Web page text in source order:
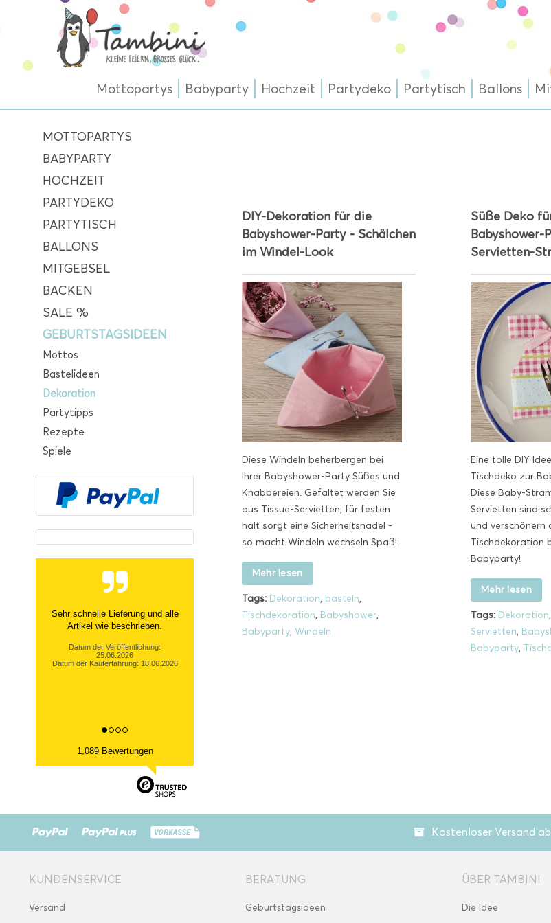
Mottopartys Babyparty Hochzeit Partydeko Partytisch Ballons
MOTTOPARTYS
BABYPARTY
HOCHZEIT
PARTYDEKO
PARTYTISCH
BALLONS
MITGEBSEL
BACKEN
SALE %
GEBURTSTAGSIDEEN
Mottos
Bastelideen
Dekoration
Partytipps
Rezepte
Spiele
Sehr schnelle Lieferung und alle
Artikel wie beschrieben.
Datum der Veröffentlichung:
25.06.2026
Datum der Kauferfahrung: 18.06.2026
1,089 Bewertungen
DIY-Dekoration für die
Babyshower-Party - Schälchen
im Windel-Look
Diese Windeln beherbergen bei
Ihrer Babyshower-Party Süßes und
Knabbereien. Gefaltet werden Sie
aus Tissue-Servietten, für festen
halt sorgt eine Sicherheitsnadel -
so macht Windeln wechseln Spaß!
Mehr lesen
Tags: Dekoration, basteln,
Tischdekoration, Babyshower,
Babyparty, Windeln
Süße Deko
Babyshower-
Servietten-
Eine tolle DIY
Tischdeko zur
Diese Baby-
Servietten sind
und verschönern
Tischdekoration
Babyparty!
Mehr lesen
Tags: Dekoration,
Servietten,
Babyparty,
Kostenloser Versand
KUNDENSERVICE
Versand
BERATUNG
Geburtstagsideen
ÜBER TAMBINI
Die Idee